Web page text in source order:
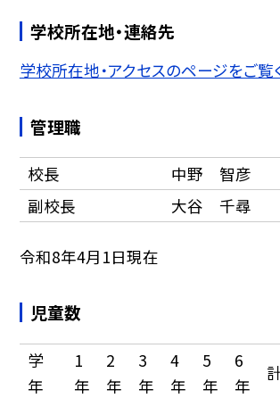
学校所在地・連絡先
学校所在地・アクセスのページをご覧
管理職
校長
中野 智彦
副校長
大谷 千尋
令和8年4月1日現在
児童数
学
年
1
年
2
年
3
年
4
年
5
年
6
年